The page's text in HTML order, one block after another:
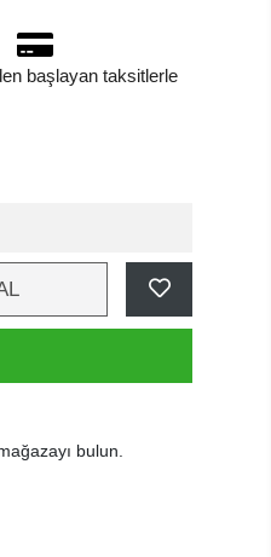
başlayan taksitlerle
bulun.